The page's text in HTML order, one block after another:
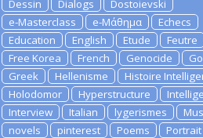
Dessin
Dialogs
Dostoievski
e-Masterclass
e-Μάθημα
Echecs
Education
English Etude
Feutre
Free Korea
French Genocide
Go
Greek
Hellenisme
Histoire
Holodomor
Hyperstructure
Interview
Italian lygerismes
novels
pinterest Poems
Portrait